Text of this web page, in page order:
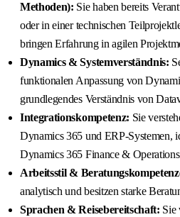
Methoden): Sie haben bereits
oder in einer technischen
bringen Erfahrung in agilen
Dynamics & Systemverständnis:
funktionalen Anpassung von
grundlegendes Verständnis von
Integrationskompetenz: Sie
Dynamics 365 und ERP-Systemen,
Dynamics 365 Finance &
Arbeitsstil &
analytisch und besitzen starke
Sprachen & Reisebereitschaft: Sie